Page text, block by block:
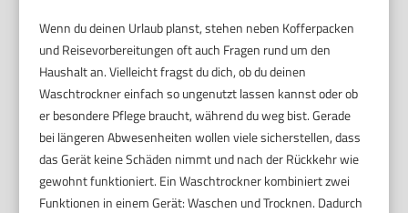
Wenn du deinen Urlaub planst, stehen neben Kofferpacken
und Reisevorbereitungen oft auch Fragen rund um den
Haushalt an. Vielleicht fragst du dich, ob du deinen
Waschtrockner einfach so ungenutzt lassen kannst oder ob
er besondere Pflege braucht, während du weg bist. Gerade
bei längeren Abwesenheiten wollen viele sicherstellen, dass
das Gerät keine Schäden nimmt und nach der Rückkehr wie
gewohnt funktioniert. Ein Waschtrockner kombiniert zwei
Funktionen in einem Gerät: Waschen und Trocknen. Dadurch